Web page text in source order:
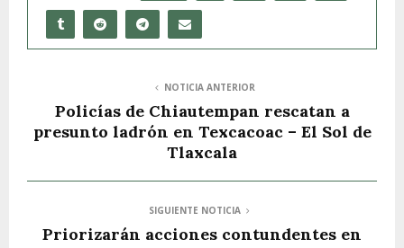
NOTICIA ANTERIOR
Policías de Chiautempan rescatan a
presunto ladrón en Texcacoac – El Sol de
Tlaxcala
SIGUIENTE NOTICIA
Priorizarán acciones contundentes en